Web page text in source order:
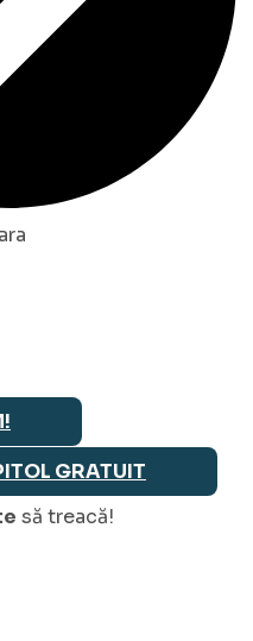
GRATUIT
să treacă!